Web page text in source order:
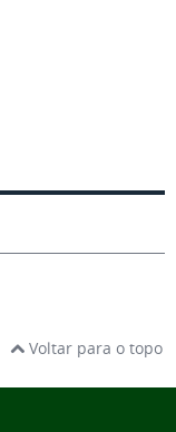
Voltar para o topo